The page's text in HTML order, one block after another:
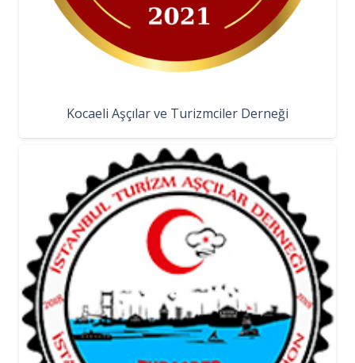
Kocaeli Aşçılar ve Turizmciler Derneği